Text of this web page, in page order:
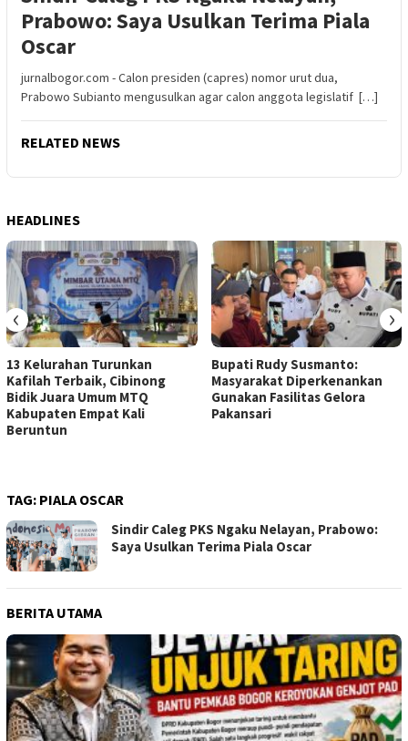
Prabowo: Saya Usulkan Terima Piala
Oscar
jurnalbogor.com - Calon presiden (capres) nomor urut dua,
Prabowo Subianto mengusulkan agar calon anggota legislatif […]
RELATED NEWS
HEADLINES
13 Kelurahan Turunkan
Kafilah Terbaik, Cibinong
Bidik Juara Umum MTQ
Kabupaten Empat Kali
Beruntun
Bupati Rudy Susmanto:
Masyarakat Diperkenankan
Gunakan Fasilitas Gelora
Pakansari
‹ ›
TAG: PIALA OSCAR
Sindir Caleg PKS Ngaku Nelayan, Prabowo:
Saya Usulkan Terima Piala Oscar
BERITA UTAMA